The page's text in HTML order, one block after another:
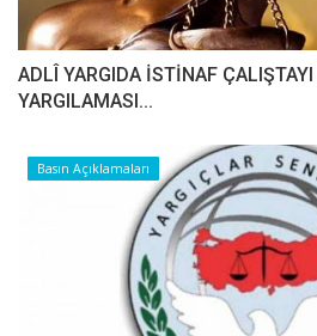
ADLÎ YARGIDA İSTİNAF
YARGILAMASI...
Basın Açıklamaları